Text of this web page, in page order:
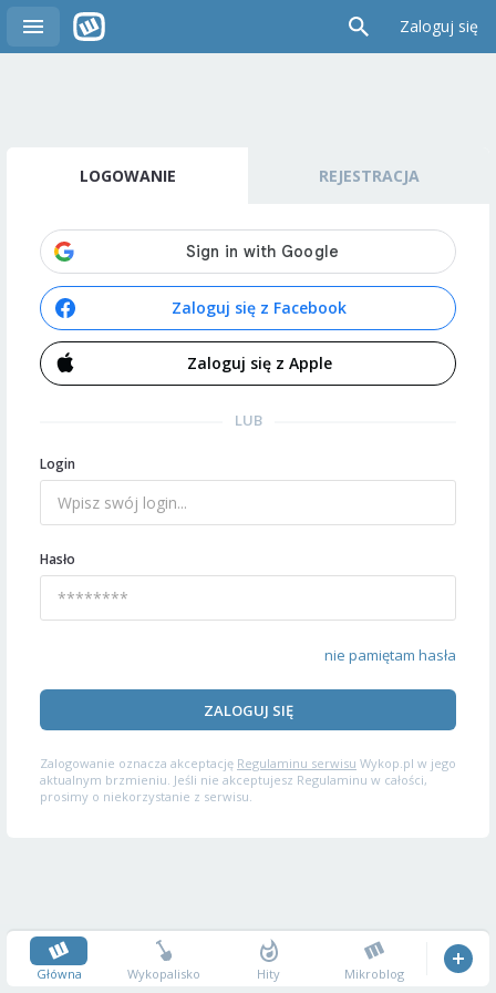
Zaloguj się
LOGOWANIE REJESTRACJA
Zaloguj się z Facebook
Zaloguj się z Apple
LUB
Login
Hasło
nie pamiętam hasła
ZALOGUJ SIĘ
Zalogowanie oznacza akceptację Regulaminu serwisu Wykop.pl w jego
aktualnym brzmieniu. Jeśli nie akceptujesz Regulaminu w całości,
prosimy o niekorzystanie z serwisu.
Główna Wykopalisko Hity Mikroblog